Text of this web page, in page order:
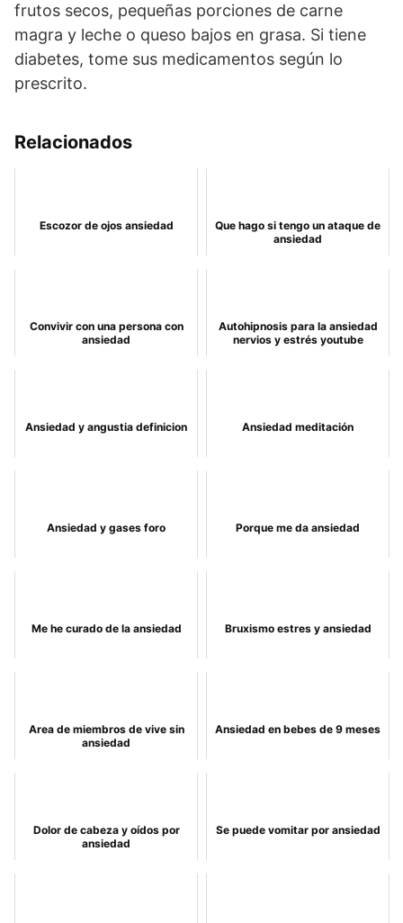
frutos secos, pequeñas porciones de carne
magra y leche o queso bajos en grasa. Si tiene
diabetes, tome sus medicamentos según lo
prescrito.
Relacionados
Escozor de ojos ansiedad
Que hago si tengo un ataque de
ansiedad
Convivir con una persona con
ansiedad
Autohipnosis para la ansiedad
nervios y estrés youtube
Ansiedad y angustia definicion Ansiedad meditación
Ansiedad y gases foro Porque me da ansiedad
Me he curado de la ansiedad Bruxismo estres y ansiedad
Area de miembros de vive sin
ansiedad
Ansiedad en bebes de 9 meses
Dolor de cabeza y oídos por
ansiedad
Se puede vomitar por ansiedad